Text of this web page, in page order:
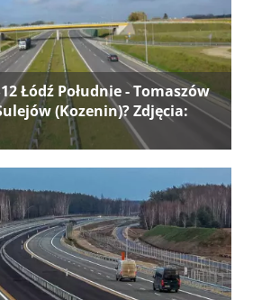
Łódź Południe - Tomaszów
(Kozenin)? Zdjęcia: